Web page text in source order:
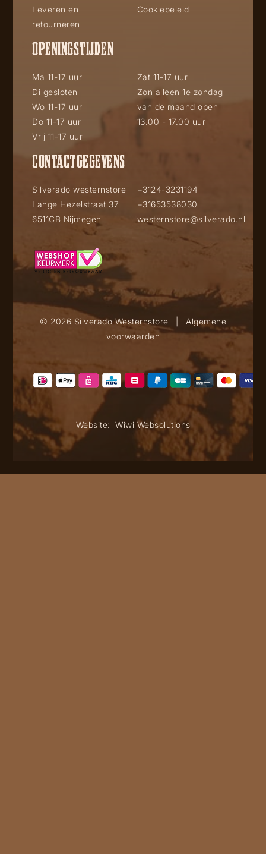
Leveren en
retourneren
Cookiebeleid
OPENINGSTIJDEN
Ma 11-17 uur
Di gesloten
Wo 11-17 uur
Do 11-17 uur
Vrij 11-17 uur
Zat 11-17 uur
Zon alleen 1e zondag
van de maand open
13.00 - 17.00 uur
CONTACTGEGEVENS
Silverado westernstore
Lange Hezelstraat 37
6511CB Nijmegen
+3124-3231194
+31653538030
westernstore@silverado.nl
© 2026 Silverado Westernstore
Algemene
voorwaarden
Website: Wiwi Websolutions